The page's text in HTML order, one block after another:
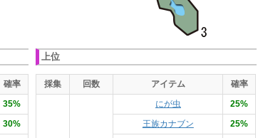
確率
35%
30%
上位
採集 回数 アイテム 確率
にが虫
25%
王族カナブン
25%